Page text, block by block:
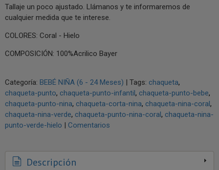
Tallaje un poco ajustado. Llámanos y te informaremos de
cualquier medida que te interese.
COLORES: Coral - Hielo
COMPOSICIÓN: 100%Acrilico Bayer
Categoría: BEBÉ NIÑA (6 - 24 Meses) | Tags: chaqueta
chaqueta-punto chaqueta-punto-infantil chaqueta-punto-bebe
chaqueta-punto-nina chaqueta-corta-nina chaqueta-nina-coral
chaqueta-nina-verde chaqueta-punto-nina-coral chaqueta-nina-
punto-verde-hielo | Comentarios
Descripción